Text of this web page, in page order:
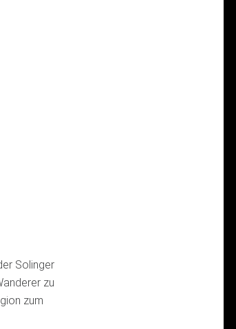
Solinger
zu
zum